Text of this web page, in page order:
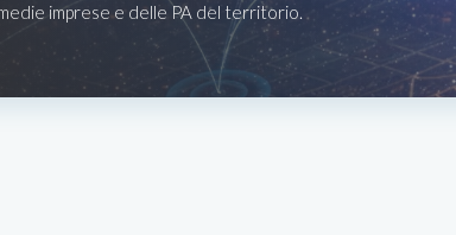
imprese e delle PA del territorio.